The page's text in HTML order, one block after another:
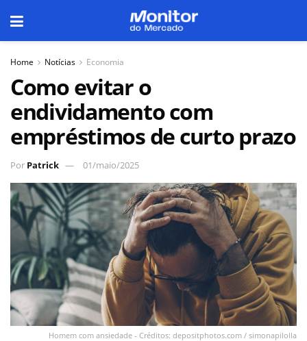
Home Notícias Economia
Como evitar o
endividamento com
empréstimos de curto prazo
Por Patrick 01/maio/2025
Homem com ansiedade - Créditos: depositphotos.com / simonapilolla